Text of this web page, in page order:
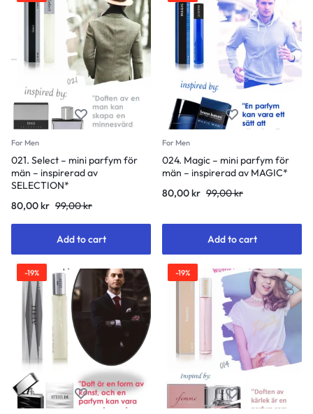
For Men
021. Select – mini parfym för
män – inspirerad av
SELECTION*
80,00kr 99,00kr
Add to cart
For Men
024. Magic – mini parfym för
män – inspirerad av MAGIC*
80,00kr 99,00kr
Add to cart
-19% -19%